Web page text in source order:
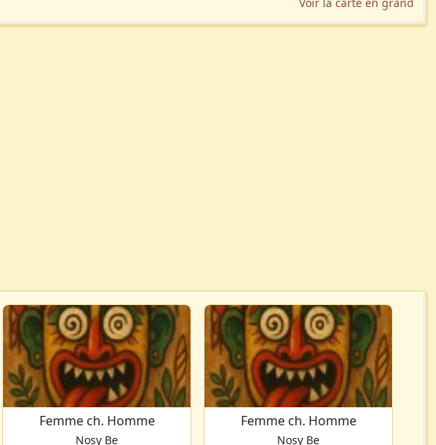
Femme ch. Homme
Nosy Be
Femme ch. Homme
Nosy Be